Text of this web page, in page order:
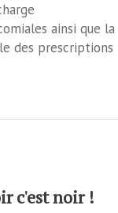
ainsi que la
des prescriptions
c'est noir !